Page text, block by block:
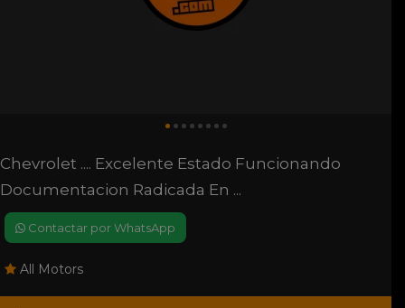
Chevrolet .... Excelente Estado Funcionando
Documentacion Radicada En ...
Contactar por WhatsApp
All Motors